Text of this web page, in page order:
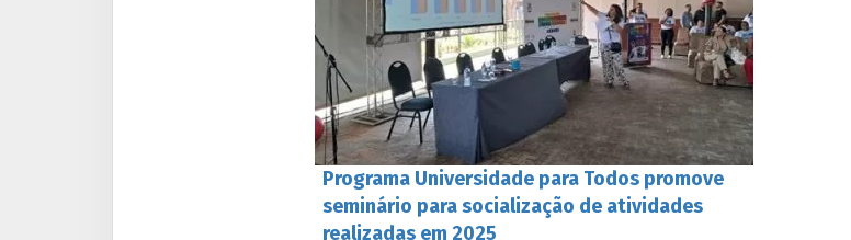
Programa Universidade para Todos promove
seminário para socialização de atividades
realizadas em 2025